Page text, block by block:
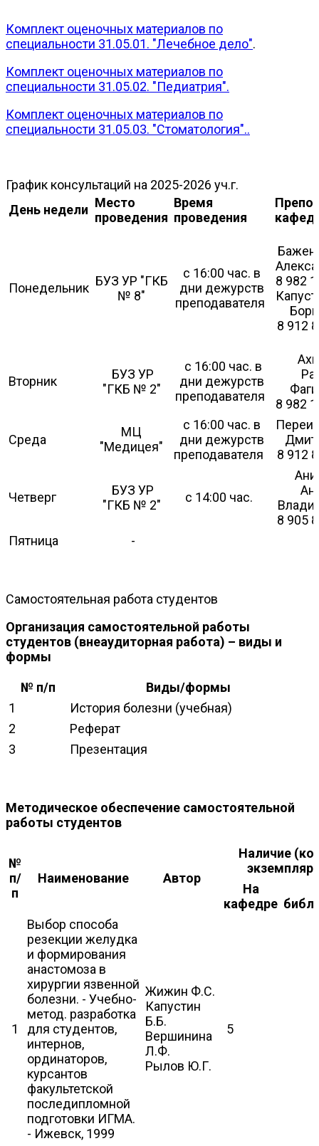
Комплект оценочных материалов по
специальности 31.05.01. "Лечебное дело".
Комплект оценочных материалов по
специальности 31.05.02. "Педиатрия".
Комплект оценочных материалов по
специальности 31.05.03. "Стоматология"..
График консультаций на 2025-2026 уч.г.
День недели Место
проведения
Время
проведения
Понедельник БУЗ УР "ГКБ
№ 8"
с 16:00 час. в
дни дежурств
преподавателя
8 982
8 912
Вторник
БУЗ УР
"ГКБ № 2"
с 16:00 час. в
дни дежурств
преподавателя
8 982
Среда
МЦ
"Медицея"
с 16:00 час. в
дни дежурств
преподавателя
8 912
Четверг
БУЗ УР
"ГКБ № 2"
с 14:00 час.
8 905
Пятница
-
Самостоятельная работа студентов
Организация самостоятельной работы
студентов (внеаудиторная работа) – виды и
формы
№ п/п
Виды/формы
1
История болезни (учебная)
2
Реферат
3
Презентация
Методическое обеспечение самостоятельной
работы студентов
№
п/
п
Наименование Автор
Наличие
На
кафедре
1
Выбор способа
резекции желудка
и формирования
анастомоза в
хирургии язвенной
болезни. - Учебно-
метод. разработка
для студентов,
интернов,
ординаторов,
курсантов
факультетской
последипломной
подготовки ИГМА.
- Ижевск, 1999
Жижин Ф.С.
Капустин
Б.Б.
Вершинина
Л.Ф.
Рылов Ю.Г.
5